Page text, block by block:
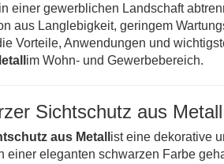
einer gewerblichen Landschaft
aus Langlebigkeit, geringem
Vorteile, Anwendungen und
im Wohn- und Gewerbebereich.
Sichtschutz aus
aus Metall ist eine dekorative
einer eleganten schwarzen Farbe